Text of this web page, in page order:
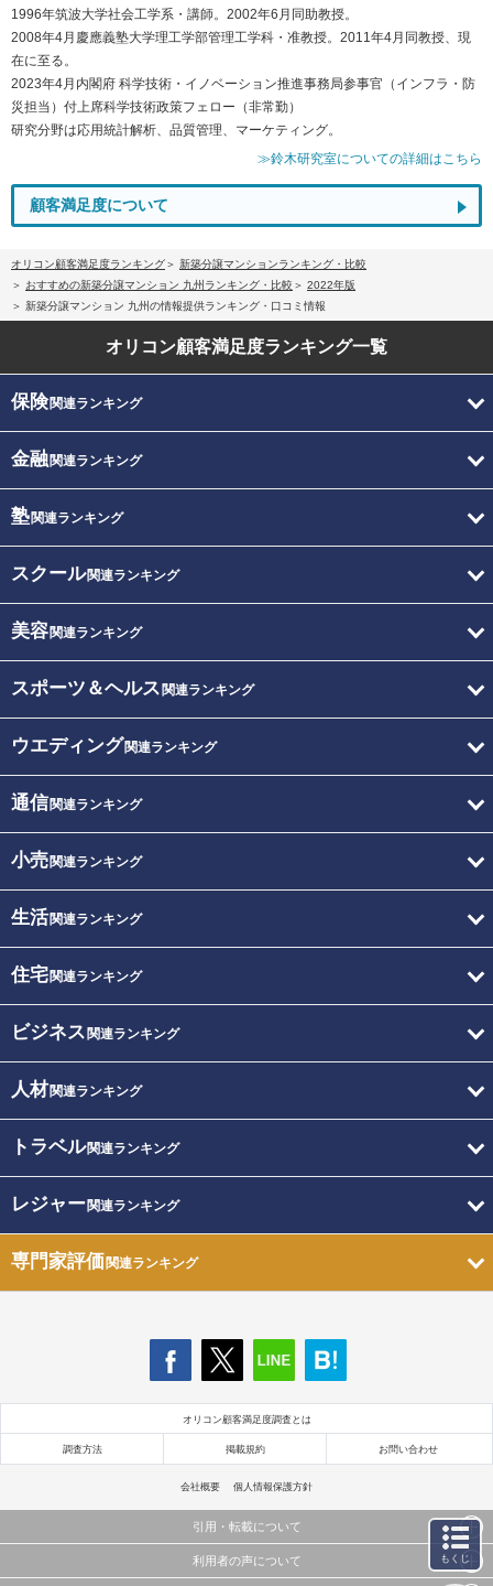
1996年筑波大学社会工学系・講師。2002年6月同助教授。
2008年4月慶應義塾大学理工学部管理工学科・准教授。2011年4月同教授、現
在に至る。
2023年4月内閣府 科学技術・イノベーション推進事務局参事官（インフラ・防
災担当）付上席科学技術政策フェロー（非常勤）
研究分野は応用統計解析、品質管理、マーケティング。
≫鈴木研究室についての詳細はこちら
顧客満足度について
オリコン顧客満足度ランキング
新築分譲マンションランキング・比較
おすすめの新築分譲マンション 九州ランキング・比較
2022年版
新築分譲マンション 九州の情報提供ランキング・口コミ情報
オリコン顧客満足度ランキング一覧
保険関連ランキング
金融関連ランキング
塾関連ランキング
スクール関連ランキング
美容関連ランキング
スポーツ＆ヘルス 関連ランキング
ウエディング関連ランキング
通信関連ランキング
小売関連ランキング
生活関連ランキング
住宅関連ランキング
ビジネス 関連ランキング
人材関連ランキング
トラベル関連ランキング
レジャー関連ランキング
専門家評価関連ランキング
オリコン顧客満足度調査とは
調査方法 掲載規約 お問い合わせ
会社概要 個人情報保護方針
引用・転載について
当サイトで公開されている情報（文字、写真、イラスト、画像データ等）及びこれらの配置・
利用者の声について もくじ